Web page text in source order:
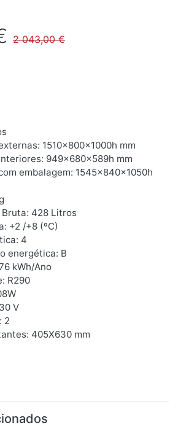
2 043,00 €
1510x800x1000h mm
949x680x589h mm
embalagem: 1545x840x1050h
Bruta: 428 Litros
+2 /+8 (ºC)
4
energética: B
kWh/Ano
R290
V
2
405X630 mm